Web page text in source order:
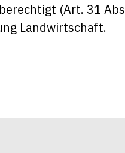
(Art. 31
Landwirtschaft.